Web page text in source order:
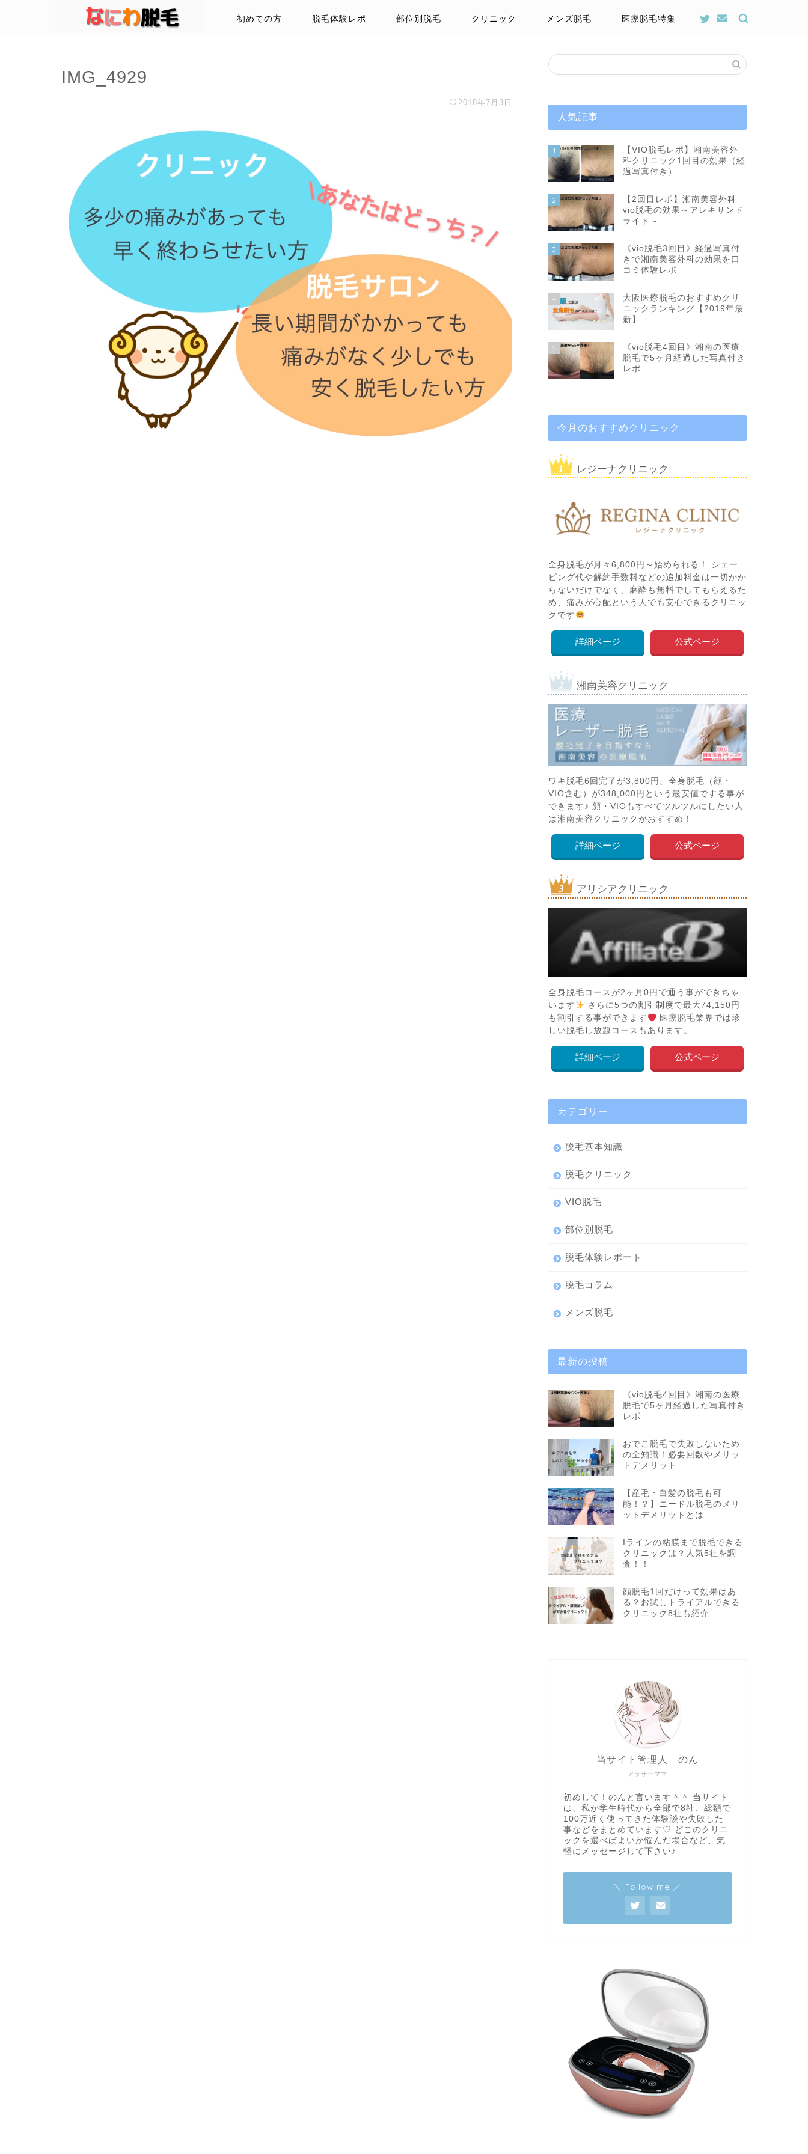
初めての方 脱毛体験レポ 部位別脱毛 クリニック メンズ脱毛 医療脱毛特集
IMG_4929
2018年7月3日
人気記事
1
【VIO脱毛レポ】湘南美容外
科クリニック1回目の効果（経
過写真付き）
2
【2回目レポ】湘南美容外科
vio脱毛の効果～アレキサンド
ライト～
3
《vio脱毛3回目》経過写真付
きで湘南美容外科の効果を口
コミ体験レポ
4
大阪医療脱毛のおすすめクリ
ニックランキング【2019年最
新】
5
《vio脱毛4回目》湘南の医療
脱毛で5ヶ月経過した写真付き
レポ
今月のおすすめクリニック
レジーナクリニック
全身脱毛が月々6,800円～始められる！ シェー
ビング代や解約手数料などの追加料金は一切かか
らないだけでなく、麻酔も無料でしてもらえるた
め、痛みが心配という人でも安心できるクリニッ
クです
詳細ページ 公式ページ
湘南美容クリニック
ワキ脱毛6回完了が3,800円、全身脱毛（顔・
VIO含む）が348,000円という最安値でする事が
できます♪ 顔・VIOもすべてツルツルにしたい人
は湘南美容クリニックがおすすめ！
詳細ページ 公式ページ
アリシアクリニック
全身脱毛コースが2ヶ月0円で通う事ができちゃ
います
さらに5つの割引制度で最大74,150円
も割引する事ができます
医療脱毛業界では珍
しい脱毛し放題コースもあります。
詳細ページ 公式ページ
カテゴリー
脱毛基本知識
脱毛クリニック
VIO脱毛
部位別脱毛
脱毛体験レポート
脱毛コラム
メンズ脱毛
最新の投稿
《vio脱毛4回目》湘南の医療
脱毛で5ヶ月経過した写真付き
レポ
おでこ脱毛で失敗しないため
の全知識！必要回数やメリッ
トデメリット
【産毛・白髪の脱毛も可
能！？】ニードル脱毛のメリ
ットデメリットとは
Iラインの粘膜まで脱毛できる
クリニックは？人気5社を調
査！！
顔脱毛1回だけって効果はあ
る？お試しトライアルできる
クリニック8社も紹介
アラサーママ
当サイト管理人 のん
初めして！のんと言います＾＾ 当サイト
は、私が学生時代から全部で8社、総額で
100万近く使ってきた体験談や失敗した
事などをまとめています♡ どこのクリニ
ックを選べばよいか悩んだ場合など、気
軽にメッセージして下さい♪
＼ Follow me ／